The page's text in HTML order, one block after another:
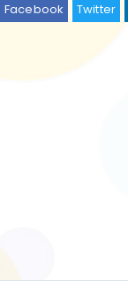
Facebook Twitter